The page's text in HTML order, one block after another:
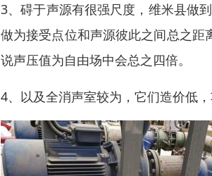
3、碍于声源有很强尺度，维米县做
做为接受点位和声源彼此之间总之
说声压值为自由场中会总之四倍。
4、以及全消声室较为，它们造价低